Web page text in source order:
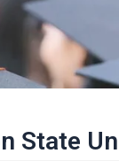
State